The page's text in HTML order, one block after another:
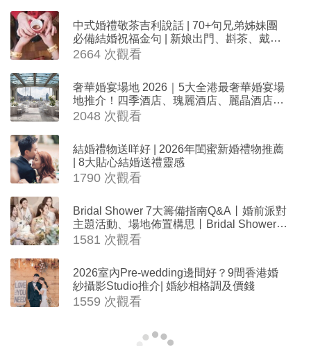
中式婚禮敬茶吉利說話 | 70+句兄弟姊妹團
必備結婚祝福金句 | 新娘出門、斟茶、戴金
器時金句
2664 次觀看
奢華婚宴場地 2026｜5大全港最奢華婚宴場
地推介！四季酒店、瑰麗酒店、麗晶酒店、
Cloud 39、合和酒店 打造夢幻氣派婚禮
2048 次觀看
結婚禮物送咩好 | 2026年閨蜜新婚禮物推薦
| 8大貼心結婚送禮靈感
1790 次觀看
Bridal Shower 7大籌備指南Q&A丨婚前派對
主題活動、場地佈置構思丨Bridal Shower打
卡姊妹裝靈感＋特色場地推介
1581 次觀看
2026室內Pre-wedding邊間好？9間香港婚
紗攝影Studio推介| 婚紗相格調及價錢
1559 次觀看